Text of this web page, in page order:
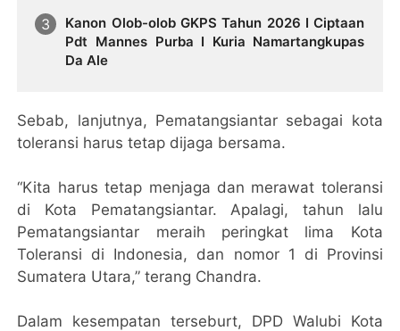
Kanon Olob-olob GKPS Tahun 2026 I Ciptaan
Pdt Mannes Purba I Kuria Namartangkupas
Da Ale
Sebab, lanjutnya, Pematangsiantar sebagai kota
toleransi harus tetap dijaga bersama.
“Kita harus tetap menjaga dan merawat toleransi
di Kota Pematangsiantar. Apalagi, tahun lalu
Pematangsiantar meraih peringkat lima Kota
Toleransi di Indonesia, dan nomor 1 di Provinsi
Sumatera Utara,” terang Chandra.
Dalam kesempatan terseburt, DPD Walubi Kota